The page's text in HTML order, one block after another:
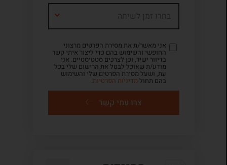
אני מאשר/ת את מסירת הפרטים מרצוני
החופשי והשימוש בהם כדי ליצור איתי קשר
בדיוור ישיר, וכן לצרכים סטטיסטיים. אני
מודע/ת שאוכל לבטל את הרישום שלי בכל
עת, ושעל מסירת הפרטים שלי והשימוש
בהם תחול מדיניות הפרטיות.
צרו עמי קשר